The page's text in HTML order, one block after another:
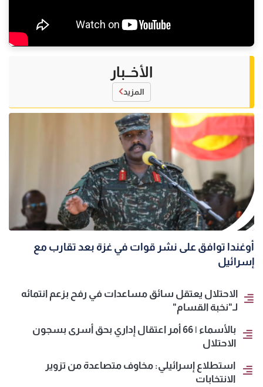
الأخــبار
المزيد
أوغندا توافق على نشر قوات في غزة بعد تقارب مع
إسرائيل
الاحتلال يعتقل سائق مساعدات في رفح بزعم انتمائه
لـ"نخبة القسام"
بالأسماء | 66 أمر اعتقال إداري بحق أسرى بسجون
الاحتلال
استطلاع إسرائيلي: مخاوف متصاعدة من تزوير
الانتخابات